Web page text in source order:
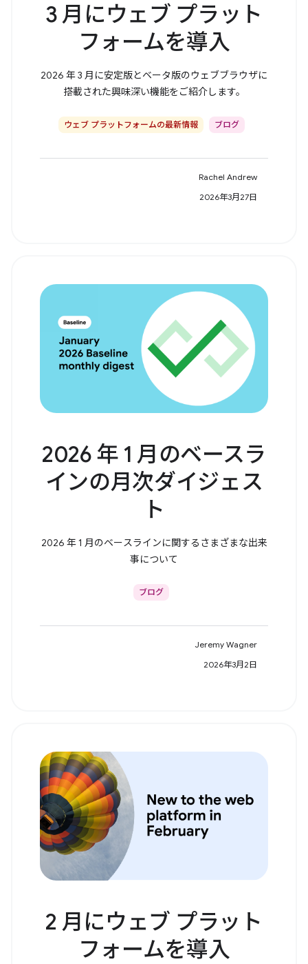
3 月にウェブ プラット
フォームを導入
2026 年 3 月に安定版とベータ版のウェブブラウザに
搭載された興味深い機能をご紹介します。
ウェブ プラットフォームの最新情報 ブログ
Rachel Andrew
2026年3月27日
2026 年 1 月のベースラ
インの月次ダイジェス
ト
2026 年 1 月のベースラインに関するさまざまな出来
事について
ブログ
Jeremy Wagner
2026年3月2日
2 月にウェブ プラット
フォームを導入